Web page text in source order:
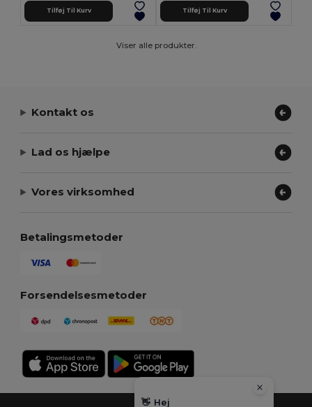
Tilføj Til Kurv Tilføj Til Kurv
Viser alle produkter.
Kontakt os
Lad os hjælpe
Vores virksomhed
Betalingsmetoder
Forsendelsesmetoder
👋 Hej